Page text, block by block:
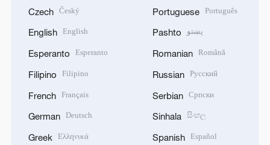
Czech Český
English English
Esperanto Esperanto
Filipino Filipino
French Français
German Deutsch
Greek Ελληνικά
Portuguese Português
Pashto پښتو
Romanian Română
Russian Русский
Serbian Српски
Sinhala සිංහල
Spanish Español